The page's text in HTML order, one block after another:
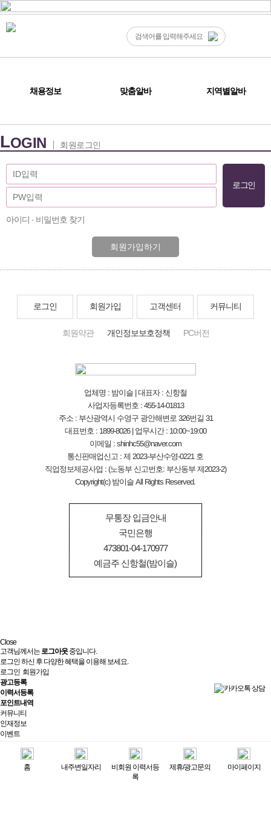
채용정보 맞춤알바 지역별알바
LOGIN 회원로그인
아이디 · 비밀번호 찾기
회원가입하기
로그인 회원가입 고객센터 커뮤니티
회원약관 개인정보보호정책 PC버전
업체명 : 밤이슬 | 대표자 : 신항철
사업자등록번호 : 455-14-01813
주소 : 부산광역시 수영구 광안해변로 326번길 31
대표번호 : 1899-8026 | 업무시간 : 10:00~19:00
이메일 : shinhc55@naver.com
통신판매업신고 : 제 2023-부산수영-0221 호
직업정보제공사업 : (노동부 신고번호: 부산동부 제2023-2)
Copyright(c) 밤이슬 All Rights Reserved.
무통장 입금안내
국민은행
473801-04-170977
예금주 신항철(밤이슬)
홈 내주변일자리
비회원 이력서등
록
제휴/광고문의 마이페이지
Close
고객님께서는로그아웃중입니다.
로그인 하신 후 다양한 혜택을 이용해 보세요.
로그인 회원가입
광고등록
이력서등록
포인트내역
커뮤니티
인재정보
이벤트
포인트교환
공지사항